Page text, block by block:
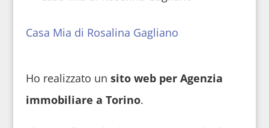
Casa Mia di Rosalina Gagliano
Ho realizzato un sito web per Agenzia
immobiliare a Torino.